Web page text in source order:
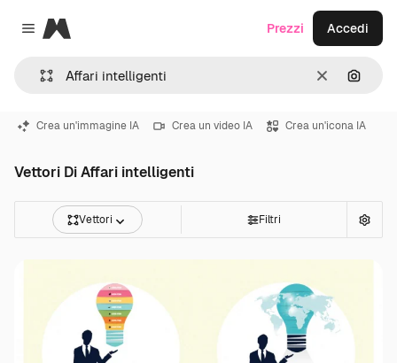
Close menu
Magnific
CancellaCerca
Prezzi Accedi
Crea un'immagine IA Crea un video IA Crea un'icona IA
Vettori Di Affari intelligenti
Vettori Filtri